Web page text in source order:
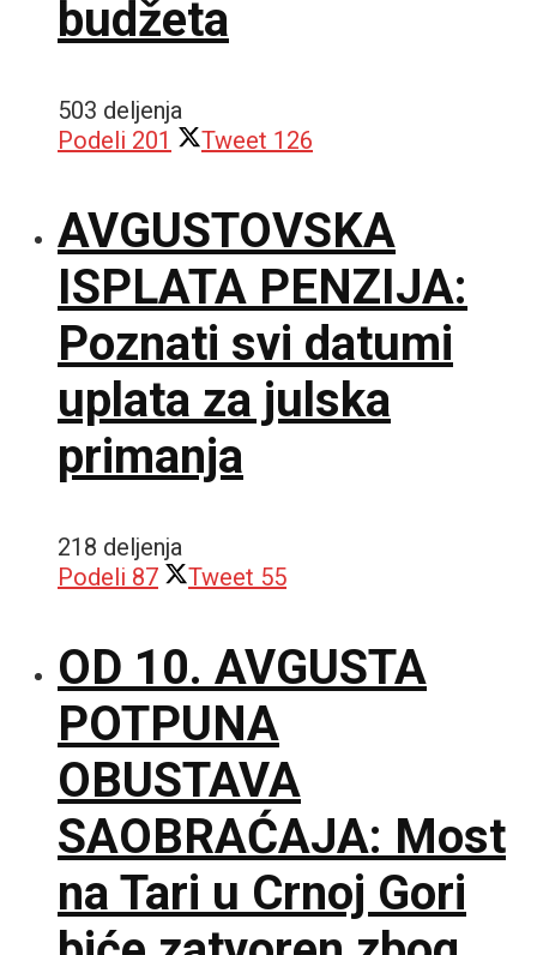
budžeta
503 deljenja
Podeli 201 Tweet 126
AVGUSTOVSKA
ISPLATA PENZIJA:
Poznati svi datumi
uplata za julska
primanja
218 deljenja
Podeli 87 Tweet 55
OD 10. AVGUSTA
POTPUNA
OBUSTAVA
SAOBRAĆAJA: Most
na Tari u Crnoj Gori